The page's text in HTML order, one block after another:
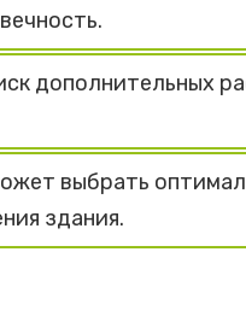
дополнительных
выбрать
здания.